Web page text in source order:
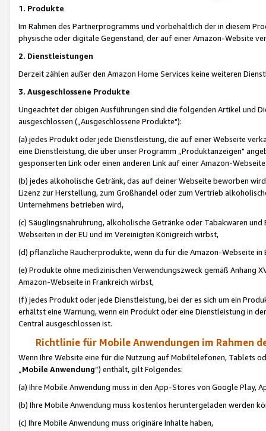
1. Produkte
Im Rahmen des Partnerprogramms und vorbehaltlich der in diesem
physische oder digitale Gegenstand, der auf einer Amazon-Website
2. Dienstleistungen
Derzeit zählen außer den Amazon Home Services keine weiteren
3. Ausgeschlossene Produkte
Ungeachtet der obigen Ausführungen sind die folgenden Artikel und
ausgeschlossen („Ausgeschlossene Produkte"):
(a) jedes Produkt oder jede Dienstleistung, die auf einer Webseite
eine Dienstleistung, die über unser Programm „Produktanzeigen"
gesponserten Link oder einen anderen Link auf einer Amazon-
(b) jedes alkoholische Getränk, das auf deiner Webseite beworben
Lizenz zur Herstellung, zum Großhandel oder zum Vertrieb
Unternehmens betrieben wird,
(c) Säuglingsnahruhrung, alkoholische Getränke oder Tabakwaren
Webseiten in der EU und im Vereinigten Königreich wirbst,
(d) pflanzliche Raucherprodukte, wenn du für die Amazon-Webseite in
(e) Produkte ohne medizinischen Verwendungszweck gemäß Anhang
Amazon-Webseite in Frankreich wirbst,
(f) jedes Produkt oder jede Dienstleistung, bei der es sich um ein
erhältst eine Warnung, wenn ein Produkt oder eine Dienstleistung in
Central ausgeschlossen ist.
Richtlinie für Mobile Anwendungen im Rahmen
Wenn Ihre Website eine für die Nutzung auf Mobiltelefonen, Tablets
„Mobile Anwendung“) enthält, gilt Folgendes:
(a) Ihre Mobile Anwendung muss in den App-Stores von Google Play,
(b) Ihre Mobile Anwendung muss kostenlos heruntergeladen werden
(c) Ihre Mobile Anwendung muss originäre Inhalte haben,